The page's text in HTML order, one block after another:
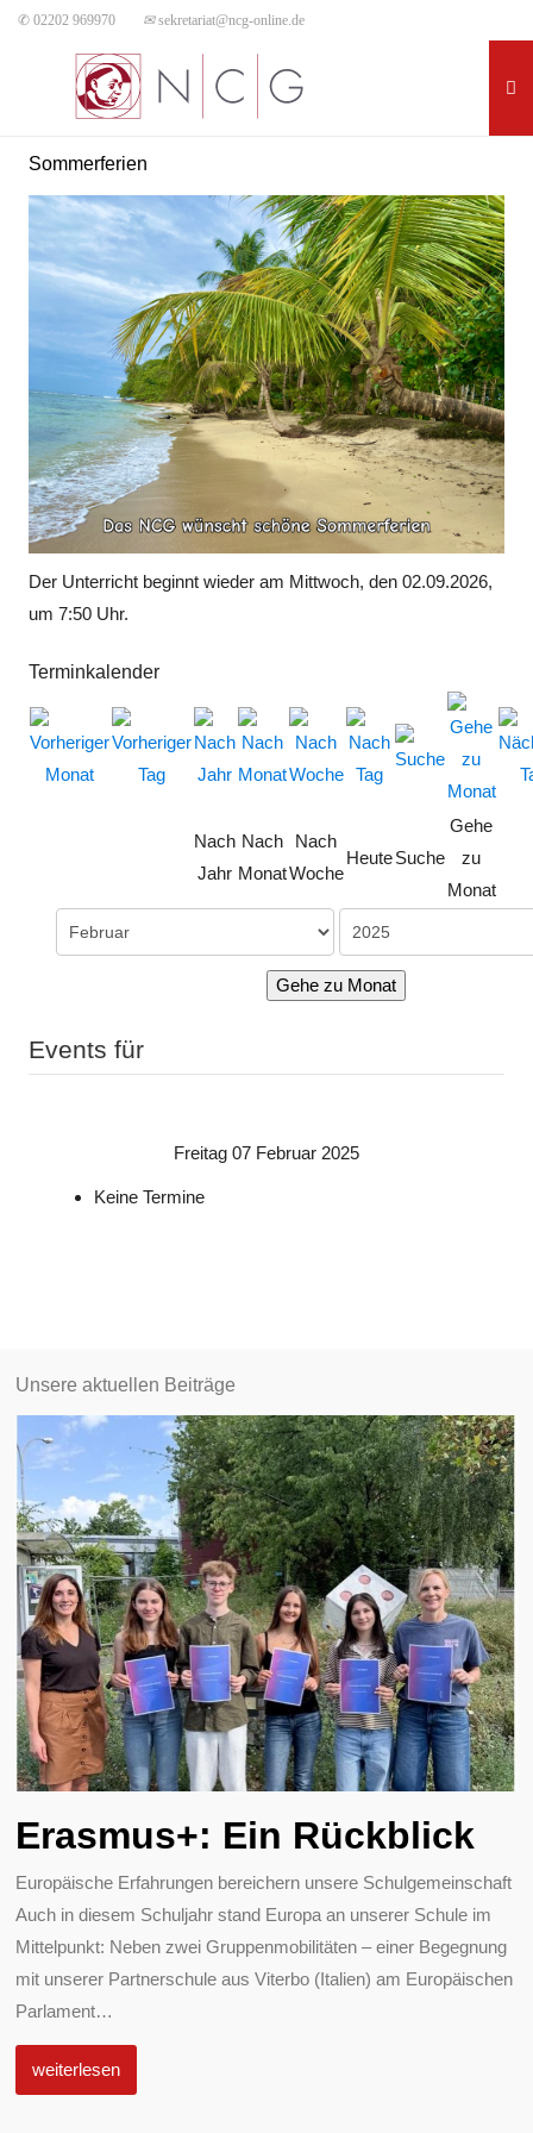
✆ 02202 969970 ✉sekretariat@ncg-online.de
Sommerferien
Der Unterricht beginnt wieder am Mittwoch, den 02.09.2026,
um 7:50 Uhr.
Terminkalender
Nach
Jahr
Nach
Monat
Nach
Woche
HeuteSuche
Gehe
zu
Monat
Gehe zu Monat
Events für
Freitag 07 Februar 2025
Keine Termine
Unsere aktuellen Beiträge
Erasmus+: Ein Rückblick
Europäische Erfahrungen bereichern unsere Schulgemeinschaft
Auch in diesem Schuljahr stand Europa an unserer Schule im
Mittelpunkt: Neben zwei Gruppenmobilitäten – einer Begegnung
mit unserer Partnerschule aus Viterbo (Italien) am Europäischen
Parlament…
weiterlesen